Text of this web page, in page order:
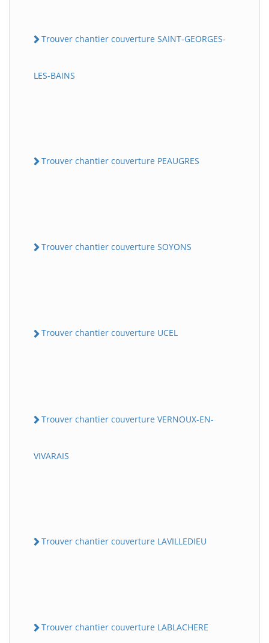
Trouver chantier couverture SAINT-GEORGES-
LES-BAINS
Trouver chantier couverture PEAUGRES
Trouver chantier couverture SOYONS
Trouver chantier couverture UCEL
Trouver chantier couverture VERNOUX-EN-
VIVARAIS
Trouver chantier couverture LAVILLEDIEU
Trouver chantier couverture LABLACHERE